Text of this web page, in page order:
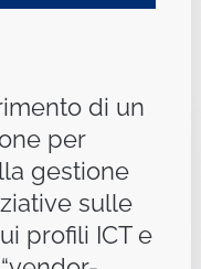
di un
per
gestione
sulle
profili ICT e